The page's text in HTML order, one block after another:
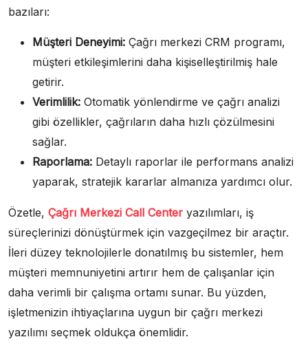
bazıları:
Müşteri Deneyimi: Çağrı merkezi CRM programı,
müşteri etkileşimlerini daha kişiselleştirilmiş hale
getirir.
Verimlilik: Otomatik yönlendirme ve çağrı analizi
gibi özellikler, çağrıların daha hızlı çözülmesini
sağlar.
Raporlama: Detaylı raporlar ile performans analizi
yaparak, stratejik kararlar almanıza yardımcı olur.
Özetle, Çağrı Merkezi Call Center yazılımları, iş
süreçlerinizi dönüştürmek için vazgeçilmez bir araçtır.
İleri düzey teknolojilerle donatılmış bu sistemler, hem
müşteri memnuniyetini artırır hem de çalışanlar için
daha verimli bir çalışma ortamı sunar. Bu yüzden,
işletmenizin ihtiyaçlarına uygun bir çağrı merkezi
yazılımı seçmek oldukça önemlidir.